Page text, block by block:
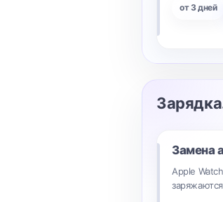
от 3 дней
Замена
Apple